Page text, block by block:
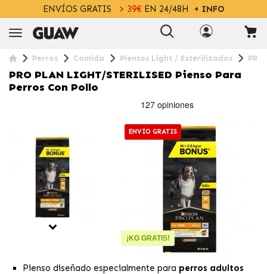
ENVÍOS GRATIS > 39€EN 24/48H + INFO
Perros Comida Piensos Light / Esterilizados
PRO PLAN LIGHT/STERILISED Pienso Para
Perros Con Pollo
ENVÍO GRATIS
¡KG GRATIS!
Pienso diseñado especialmente para perros adultos